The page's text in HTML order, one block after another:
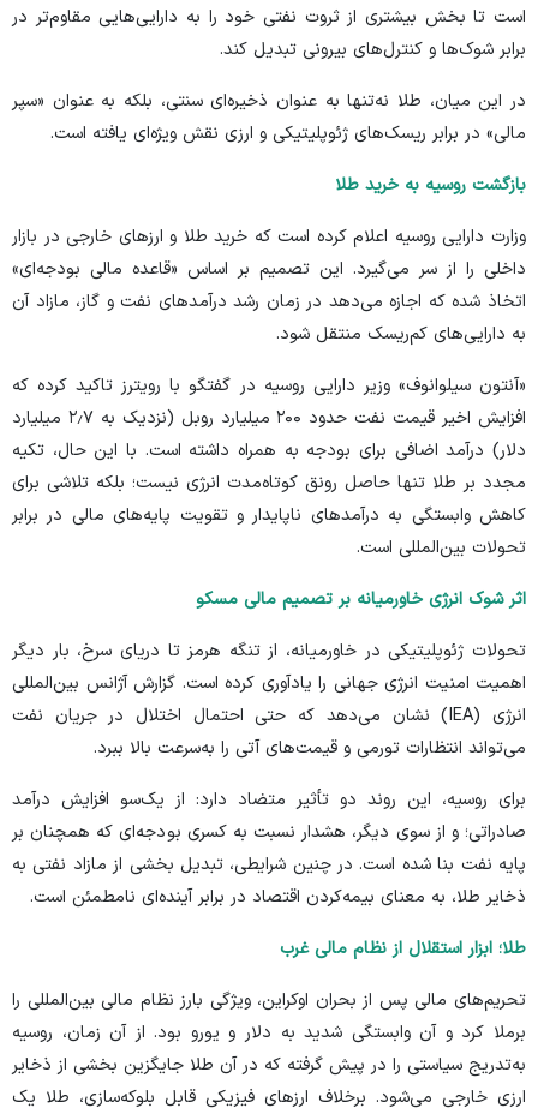
است تا بخش بیشتری از ثروت نفتی خود را به دارایی‌هایی مقاوم‌تر در
برابر شوک‌ها و کنترل‌های بیرونی تبدیل کند.
در این میان، طلا نه‌تنها به عنوان ذخیره‌ای سنتی، بلکه به عنوان «سپر
مالی» در برابر ریسک‌های ژئوپلیتیکی و ارزی نقش ویژه‌ای یافته است.
بازگشت روسیه به خرید طلا
وزارت دارایی روسیه اعلامکرده است که خرید طلا و ارز‌های خارجی در بازار
داخلی را از سر می‌گیرد. این تصمیم بر اساس «قاعده مالی بودجه‌ای»
اتخاذ شده که اجازه می‌دهد در زمان رشد درآمد‌های نفت و گاز، مازاد آن
به دارایی‌های کم‌ریسک منتقل شود.
«آنتون سیلوانوف» وزیر دارایی روسیه در گفتگو با رویترز تاکید کرده که
افزایش اخیر قیمت نفت حدود ۲۰۰ میلیارد روبل (نزدیک به ۲٫۷ میلیارد
دلار) درآمد اضافی برای بودجه به همراه داشته است. با این حال، تکیه‌
مجدد بر طلا تنها حاصل رونق کوتاه‌مدت انرژی نیست؛ بلکه تلاشی برای
کاهش وابستگی به درآمد‌های ناپایدار و تقویت پایه‌های مالی در برابر
تحولات بین‌المللی است.
اثرشوک انرژی خاورمیانه بر تصمیم مالی مسکو
تحولات ژئوپلیتیکی در خاورمیانه، از تنگه هرمز تا دریای سرخ، بار دیگر
اهمیت امنیت انرژی جهانی را یادآوری کرده است. گزارش‌آژانس بین‌المللی
انرژی (IEA) نشان می‌دهد که حتی احتمال اختلال در جریان نفت
می‌تواند انتظارات تورمی و قیمت‌های آتی را به‌سرعت بالا ببرد.
برای روسیه، این روند دو تأثیر متضاد دارد: از یک‌سو افزایش درآمد
صادراتی؛ و از سوی دیگر، هشدار نسبت به کسری بودجه‌ای که همچنان بر
پایه‌ نفت بنا شده است. در چنین شرایطی، تبدیل بخشی از مازاد نفتی به
ذخایر طلا، به معنای بیمه‌کردن اقتصاد در برابر آینده‌ای نامطمئن است.
طلا؛ ابزار استقلال از نظام مالی غرب
تحریم‌های مالی پس از بحران اوکراین، ویژگی بارز نظام مالی بین‌المللی را
برملا کرد و آن وابستگی شدید به دلار و یورو بود. از آن زمان، روسیه
به‌تدریج سیاستی را در پیش گرفته که در آن طلا جایگزین بخشی از ذخایر
ارزی خارجی می‌شود. برخلاف ارز‌های فیزیکی قابل بلوکه‌سازی، طلا یک